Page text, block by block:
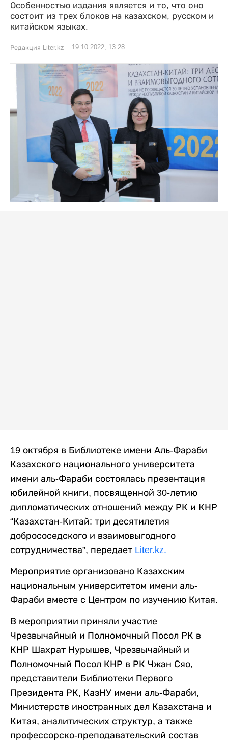
Особенностью издания является и то, что оно
состоит из трех блоков на казахском, русском и
китайском языках.
Редакция Liter.kz 19.10.2022, 13:28
19 октября в Библиотеке имени Аль-Фараби
Казахского национального университета
имени аль-Фараби состоялась презентация
юбилейной книги, посвященной 30-летию
дипломатических отношений между РК и КНР
“Казахстан-Китай: три десятилетия
добрососедского и взаимовыгодного
сотрудничества”, передает Liter.kz.
Мероприятие организовано Казахским
национальным университетом имени аль-
Фараби вместе с Центром по изучению Китая.
В мероприятии приняли участие
Чрезвычайный и Полномочный Посол РК в
КНР Шахрат Нурышев, Чрезвычайный и
Полномочный Посол КНР в РК Чжан Сяо,
представители Библиотеки Первого
Президента РК, КазНУ имени аль-Фараби,
Министерств иностранных дел Казахстана и
Китая, аналитических структур, а также
профессорско-преподавательский состав